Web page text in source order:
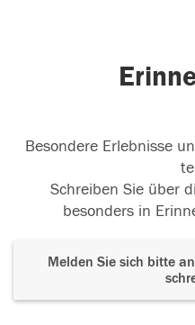
Besondere Erlebnisse
Schreiben Sie über
besonders in
Melden Sie sich bitte